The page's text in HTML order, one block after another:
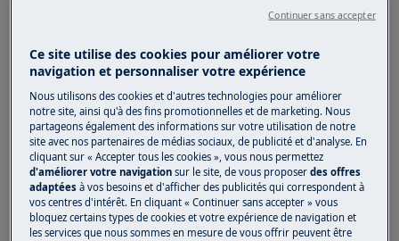
Gardez vos filtres de hotte toujours propres,
afin de garantir un fonctionnement idéal lors de
l’utilisation de votre appareil. Le nettoyage du
filtre à graisse ou du filtre 2-1, combinant un
filtre à graisse et un filtre à charbon, sera un jeu
d’enfants grâce à ces instructions, exposées
étape par étape :
Comment nettoyer le filtre à graisses ?
Ce site utilise des cookies pour améliorer votre
navigation et personnaliser votre expérience
Nous utilisons des cookies et d'autres technologies pour améliorer
notre site, ainsi qu'à des fins promotionnelles et de marketing. Nous
partageons également des informations sur votre utilisation de notre
site avec nos partenaires de médias sociaux, de publicité et d'analyse. En
cliquant sur « Accepter tous les cookies », vous nous permettez
d'améliorer votre navigation sur le site, de vous proposerdes offres
adaptées à vos besoins et d'afficher des publicités qui correspondent à
vos centres d'intérêt. En cliquant « Continuer sans accepter » vous
bloquez certains types de cookies et votre expérience de navigation et
les services que nous sommes en mesure de vous offrir peuvent être
Continuer sans accepter